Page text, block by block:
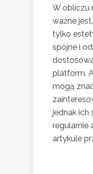
W obliczu
ważne
tylko
spójne i
platform.
mogą
jednak ich
regularnie
artykule